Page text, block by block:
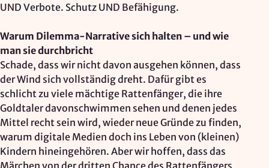
UND Verbote. Schutz UND Befähigung.
Warum Dilemma-Narrative sich halten – und wie
man sie durchbricht
Schade, dass wir nicht davon ausgehen können, dass
der Wind sich vollständig dreht. Dafür gibt es
schlicht zu viele mächtige Rattenfänger, die ihre
Goldtaler davonschwimmen sehen und denen jedes
Mittel recht sein wird, wieder neue Gründe zu finden,
warum digitale Medien doch ins Leben von (kleinen)
Kindern hineingehören. Aber wir hoffen, dass das